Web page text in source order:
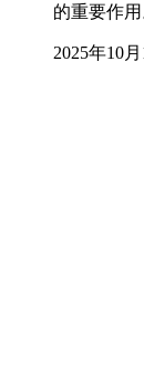
的重要作
2025年10月